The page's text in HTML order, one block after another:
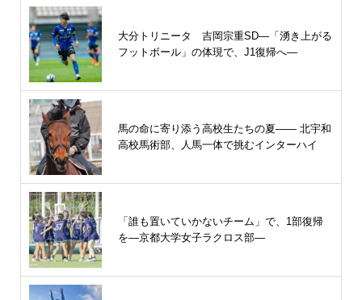
大分トリニータ 吉岡宗重SD―「湧き上がる
フットボール」の体現で、J1復帰へ―
馬の命に寄り添う高校生たちの夏—— 北宇和
高校馬術部、人馬一体で挑むインターハイ
「誰も置いていかないチーム」で、1部復帰
を―京都大学女子ラクロス部―